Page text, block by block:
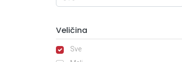
Veličina
Sve